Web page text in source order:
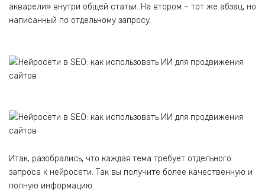
акварели» внутри общей статьи. На втором – тот же абзац, но
написанный по отдельному запросу.
Итак, разобрались, что каждая тема требует отдельного
запроса к нейросети. Так вы получите более качественную и
полную информацию.